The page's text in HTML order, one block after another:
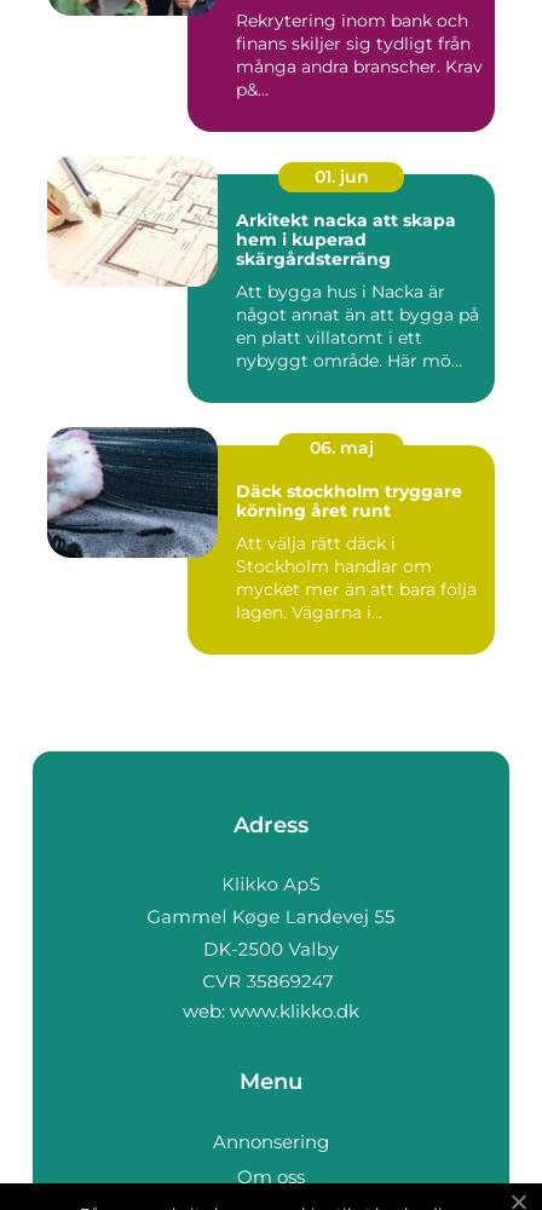
Rekrytering inom bank och
finans skiljer sig tydligt från
många andra branscher. Krav
p&...
01. jun
Arkitekt nacka att skapa
hem i kuperad
skärgårdsterräng
Att bygga hus i Nacka är
något annat än att bygga på
en platt villatomt i ett
nybyggt område. Här mö...
06. maj
Däck stockholm tryggare
körning året runt
Att välja rätt däck i
Stockholm handlar om
mycket mer än att bara följa
lagen. Vägarna i
Adress
web: www.klikko.dk
Menu
Annonsering
Om oss